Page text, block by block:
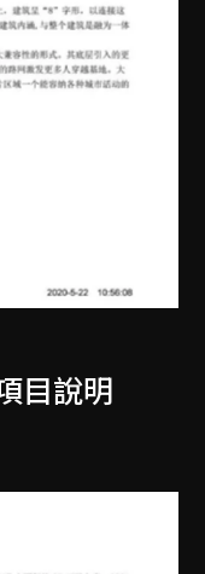
目說明